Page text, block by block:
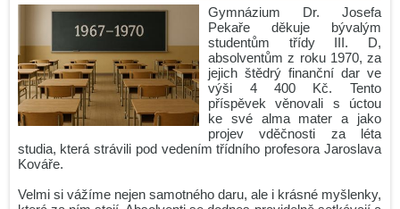
Pečeti Josefa Pekaře rozdány
Krásné prožití letních prázdnin.
Nové číslo Student revue je zde!
Zámecká premiéra
Komisionální zkoušky - podzim 2026
Úřední hodiny o prázdninách
Zlín
Run and Help: GJP v pohybu i srdcem!
Gymnázium Dr. Josefa
Pekaře děkuje bývalým
studentům třídy III. D,
absolventům z roku 1970, za
jejich štědrý finanční dar ve
výši 4 400 Kč. Tento
příspěvek věnovali s úctou
ke své alma mater a jako
projev vděčnosti za léta
studia, která strávili pod vedením třídního profesora Jaroslava
Kováře.
Velmi si vážíme nejen samotného daru, ale i krásné myšlenky,